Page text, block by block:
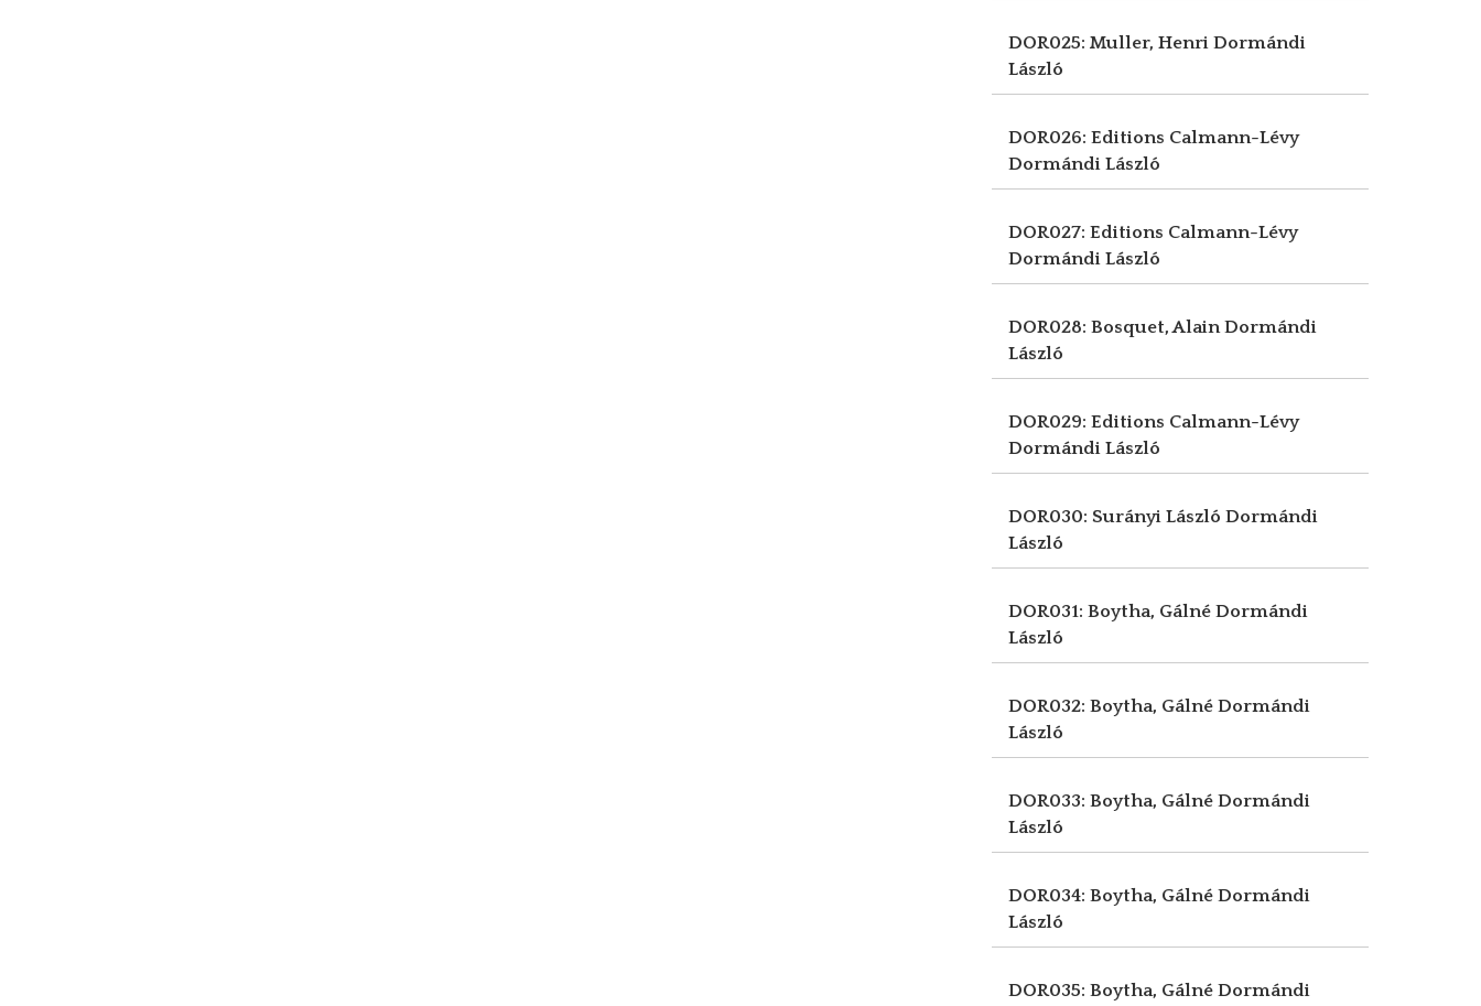
DOR025: Muller, Henri Dormándi
László
DOR026: Editions Calmann-Lévy
Dormándi László
DOR027: Editions Calmann-Lévy
Dormándi László
DOR028: Bosquet, AlainDormándi
László
DOR029: Editions Calmann-Lévy
Dormándi László
DOR030: Surányi László Dormándi
László
DOR031: Boytha, Gálné Dormándi
László
DOR032: Boytha, Gálné Dormándi
László
DOR033: Boytha, Gálné Dormándi
László
DOR034: Boytha, Gálné Dormándi
László
DOR035: Boytha, Gálné Dormándi